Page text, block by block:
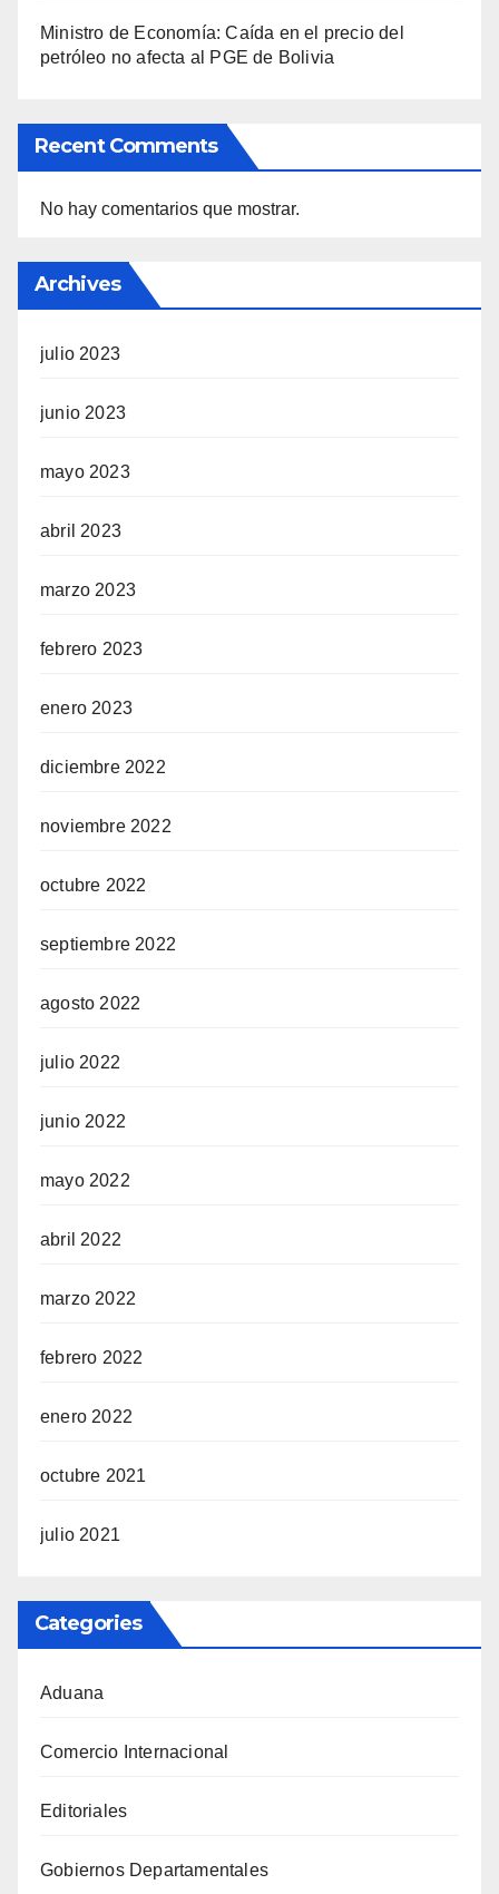
Ministro de Economía: Caída en el precio del
petróleo no afecta al PGE de Bolivia
Recent Comments
No hay comentarios que mostrar.
Archives
julio 2023
junio 2023
mayo 2023
abril 2023
marzo 2023
febrero 2023
enero 2023
diciembre 2022
noviembre 2022
octubre 2022
septiembre 2022
agosto 2022
julio 2022
junio 2022
mayo 2022
abril 2022
marzo 2022
febrero 2022
enero 2022
octubre 2021
julio 2021
Categories
Aduana
Comercio Internacional
Editoriales
Gobiernos Departamentales